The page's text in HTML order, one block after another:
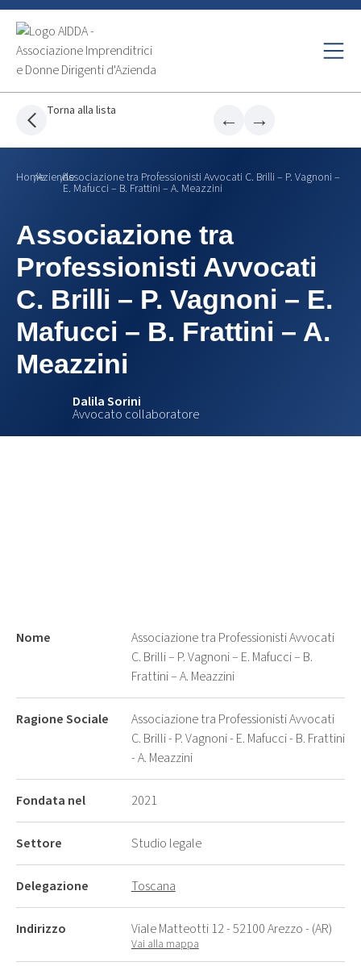
Torna alla lista ← →
Home
/Aziende
/Associazione tra Professionisti Avvocati C. Brilli – P. Vagnoni –
E. Mafucci – B. Frattini – A. Meazzini
Associazione tra
Professionisti Avvocati
C. Brilli – P. Vagnoni – E.
Mafucci – B. Frattini – A.
Meazzini
Dalila Sorini
Avvocato collaboratore
Nome
Associazione tra Professionisti Avvocati
C. Brilli – P. Vagnoni – E. Mafucci – B.
Frattini – A. Meazzini
Ragione Sociale
Associazione tra Professionisti Avvocati
C. Brilli - P. Vagnoni - E. Mafucci - B. Frattini
- A. Meazzini
Fondata nel 2021
Settore Studio legale
Delegazione Toscana
Indirizzo Viale Matteotti 12 - 52100 Arezzo - (AR)
Vai alla mappa